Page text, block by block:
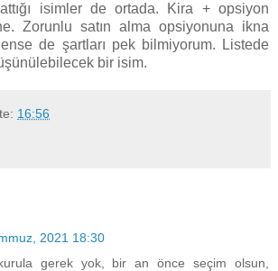
isimler de ortada. Kira + opsiyon
Zorunlu satın alma opsiyonuna ikna
de şartları pek bilmiyorum. Listede
bir isim.
16:56
2021 18:30
gerek yok, bir an önce seçim olsun,